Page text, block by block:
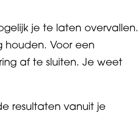
je te laten overvallen.
houden. Voor een
af te sluiten. Je weet
resultaten vanuit je